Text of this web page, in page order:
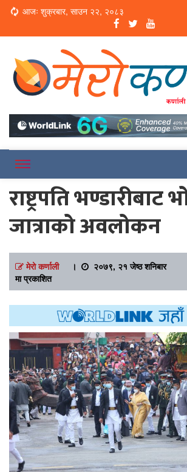
Loading...
आजः शुक्रबार, साउन २२, २०८३
राष्ट्रपति भण्डारीबाट
जात्राको अवलोकन
मेरो कर्णाली।
२०७९, २१ जेष्ठ शनिबार
मा प्रकाशित